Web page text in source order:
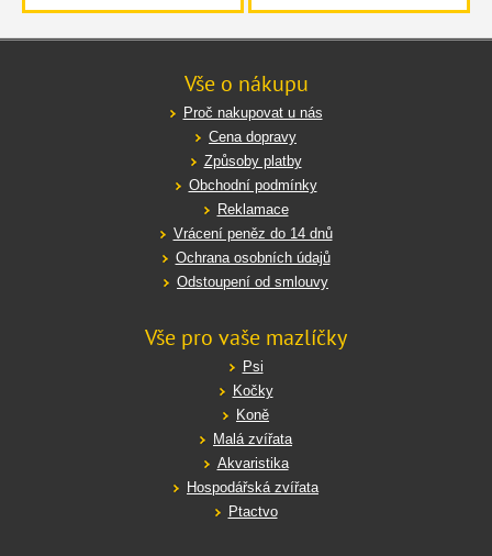
Vše o nákupu
Proč nakupovat u nás
Cena dopravy
Způsoby platby
Obchodní podmínky
Reklamace
Vrácení peněz do 14 dnů
Ochrana osobních údajů
Odstoupení od smlouvy
Vše pro vaše mazlíčky
Psi
Kočky
Koně
Malá zvířata
Akvaristika
Hospodářská zvířata
Ptactvo